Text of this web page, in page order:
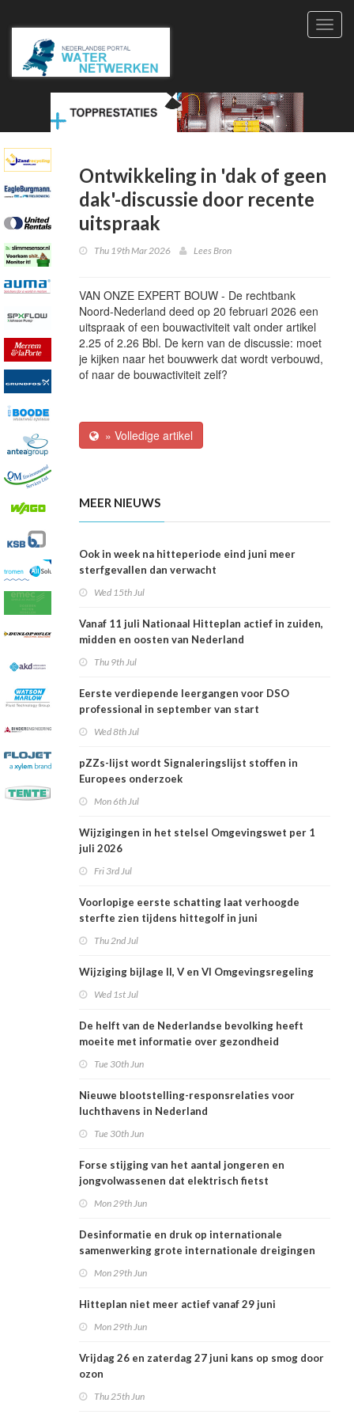
Ontwikkeling in 'dak of geen
dak'-discussie door recente
uitspraak
Thu 19th Mar 2026 Lees Bron
VAN ONZE EXPERT BOUW - De rechtbank
Noord-Nederland deed op 20 februari 2026 een
uitspraak of een bouwactiviteit valt onder artikel
2.25 of 2.26 Bbl. De kern van de discussie: moet
je kijken naar het bouwwerk dat wordt verbouwd,
of naar de bouwactiviteit zelf?
» Volledige artikel
MEER NIEUWS
Ook in week na hitteperiode eind juni meer
sterfgevallen dan verwacht
Wed 15th Jul
Vanaf 11 juli Nationaal Hitteplan actief in zuiden,
midden en oosten van Nederland
Thu 9th Jul
Eerste verdiepende leergangen voor DSO
professional in september van start
Wed 8th Jul
pZZs-lijst wordt Signaleringslijst stoffen in
Europees onderzoek
Mon 6th Jul
Wijzigingen in het stelsel Omgevingswet per 1
juli 2026
Fri 3rd Jul
Voorlopige eerste schatting laat verhoogde
sterfte zien tijdens hittegolf in juni
Thu 2nd Jul
Wijziging bijlage II, V en VI Omgevingsregeling
Wed 1st Jul
De helft van de Nederlandse bevolking heeft
moeite met informatie over gezondheid
Tue 30th Jun
Nieuwe blootstelling-responsrelaties voor
luchthavens in Nederland
Tue 30th Jun
Forse stijging van het aantal jongeren en
jongvolwassenen dat elektrisch fietst
Mon 29th Jun
Desinformatie en druk op internationale
samenwerking grote internationale dreigingen
Mon 29th Jun
Hitteplan niet meer actief vanaf 29 juni
Mon 29th Jun
Vrijdag 26 en zaterdag 27 juni kans op smog door
ozon
Thu 25th Jun